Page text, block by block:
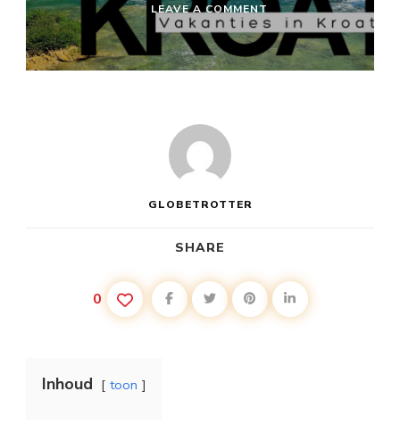
LEAVE A COMMENT ON
KROATIË
VAKANTIE
GLOBETROTTER
SHARE
0
Inhoud toon